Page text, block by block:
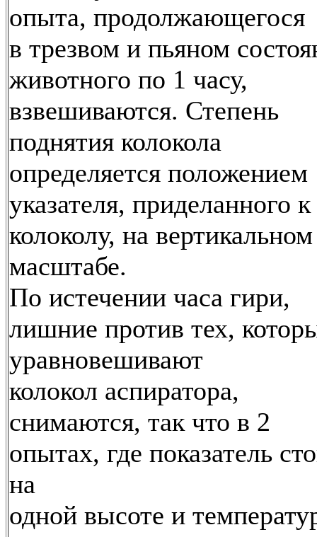
опыта, продолжающегося
в трезвом и пьяном
животного по 1 часу,
взвешиваются. Степень
поднятия колокола
определяется положением
указателя, приделанного к
колоколу, на вертикальном
масштабе.
По истечении часа гири,
лишние против тех,
уравновешивают
колокол аспиратора,
снимаются, так что в 2
опытах, где показатель
на
одной высоте и